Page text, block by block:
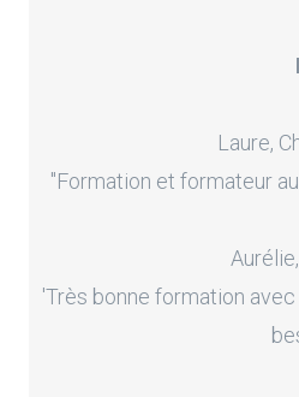
Laure,
"Formation et formateur
'Très bonne formation